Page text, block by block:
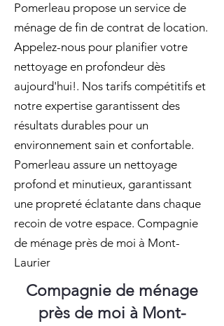
Pomerleau propose un service de
ménage de fin de contrat de location.
Appelez-nous pour planifier votre
nettoyage en profondeur dès
aujourd'hui!. Nos tarifs compétitifs et
notre expertise garantissent des
résultats durables pour un
environnement sain et confortable.
Pomerleau assure un nettoyage
profond et minutieux, garantissant
une propreté éclatante dans chaque
recoin de votre espace. Compagnie
de ménage près de moi à Mont-
Laurier
Compagnie de ménage
près de moi à Mont-